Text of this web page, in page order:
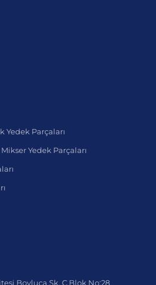
Yedek Parçaları
Yedek Parçaları
Boyluca Sk. C Blok No:28